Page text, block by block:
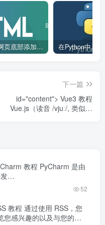
如何在网页底部添加版权信息？
下一篇
id="content"> Vue3 教程
Vue.js（读音 /vjuː/, 类似于
教程 PyCharm 是由
发…
52
教程 通过使用 RSS，您
您感兴趣的以及与您的